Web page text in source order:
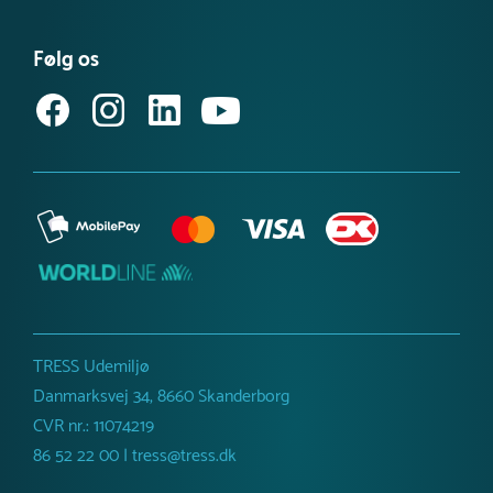
Få vores nyhedsbrev
Købsvilkår (erhverv)
Følg os
TRESS Udemiljø
Danmarksvej 34, 8660 Skanderborg
CVR nr.: 11074219
86 52 22 00 | tress@tress.dk